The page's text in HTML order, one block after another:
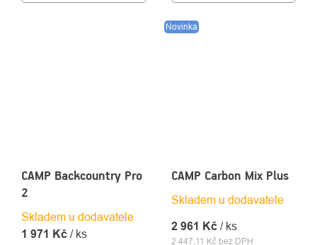
CAMP Backcountry Pro
2
Skladem u dodavatele
1 971 Kč / ks
Novinka
CAMP Carbon Mix Plus
Skladem u dodavatele
2 447,11 Kč bez DPH
2 961 Kč / ks